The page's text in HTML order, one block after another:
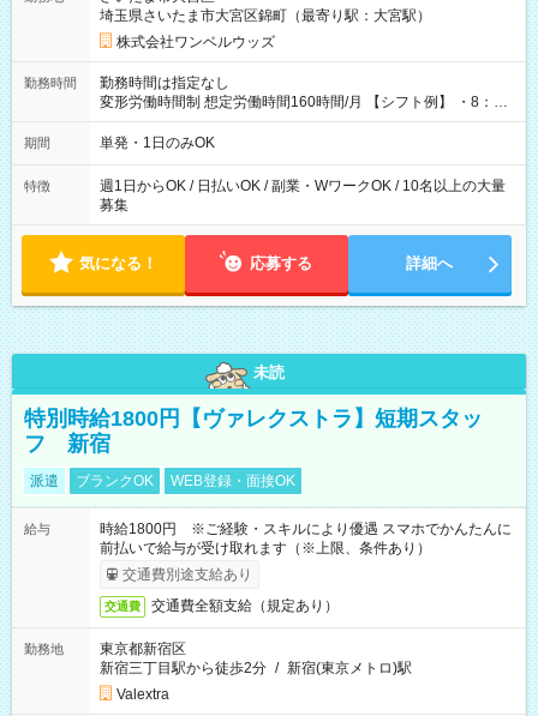
埼玉県さいたま市大宮区錦町（最寄り駅：大宮駅）
株式会社ワンベルウッズ
勤務時間
勤務時間は指定なし
変形労働時間制 想定労働時間160時間/月 【シフト例】 ・8：00
～21：00
期間 単発・1日のみOK
特徴
週1日からOK / 日払いOK / 副業・WワークOK / 10名以上の大量
募集
気になる！ 応募する 詳細へ
未読
特別時給1800円【ヴァレクストラ】短期スタッ
フ 新宿
派遣 ブランクOK WEB登録・面接OK
給与
時給1800円 ※ご経験・スキルにより優遇 スマホでかんたんに
前払いで給与が受け取れます（※上限、条件あり）
交通費別途支給あり
交通費 交通費全額支給（規定あり）
勤務地
東京都新宿区
新宿三丁目駅から徒歩2分 / 新宿(東京メトロ)駅
Valextra